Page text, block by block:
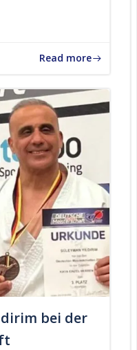
Read more
bei der